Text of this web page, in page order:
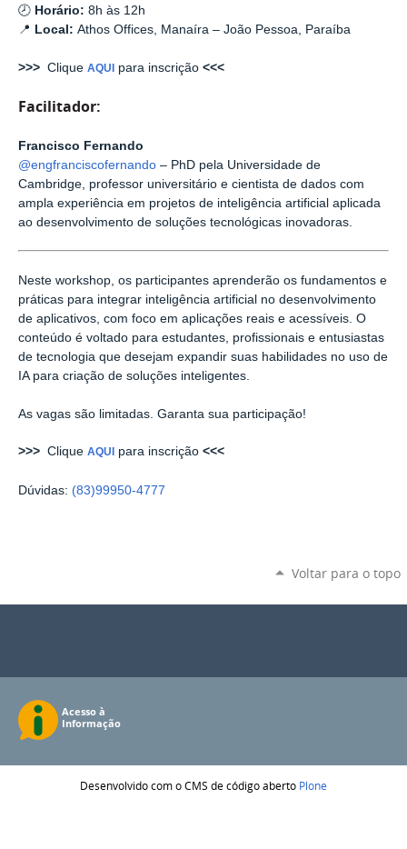
🕗 Horário: 8h às 12h
📍 Local: Athos Offices, Manaíra – João Pessoa, Paraíba
>>> Clique AQUI para inscrição <<<
Facilitador:
Francisco Fernando
@engfranciscofernando – PhD pela Universidade de
Cambridge, professor universitário e cientista de dados com
ampla experiência em projetos de inteligência artificial aplicada
ao desenvolvimento de soluções tecnológicas inovadoras.
Neste workshop, os participantes aprenderão os fundamentos e
práticas para integrar inteligência artificial no desenvolvimento
de aplicativos, com foco em aplicações reais e acessíveis. O
conteúdo é voltado para estudantes, profissionais e entusiastas
de tecnologia que desejam expandir suas habilidades no uso de
IA para criação de soluções inteligentes.
As vagas são limitadas. Garanta sua participação!
>>> Clique AQUI para inscrição <<<
Dúvidas: (83)99950-4777
Voltar para o topo
Desenvolvido com o CMS de código aberto Plone